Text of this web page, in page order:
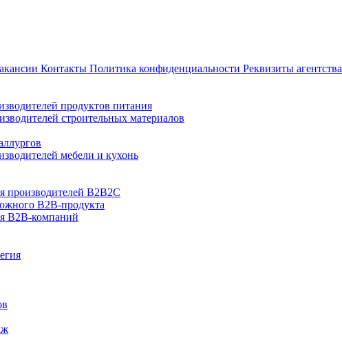
Контакты Политика конфиденциальности Реквизиты агентства
продуктов питания
строительных материалов
мебели и кухонь
производителей B2B2C
B2B-продукта
B2B-компаний